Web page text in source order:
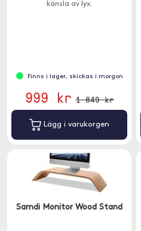
känsla av lyx.
Finns i lager, skickas i morgon
999 kr 1 849 kr
Lägg i varukorgen
Samdi Monitor Wood Stand